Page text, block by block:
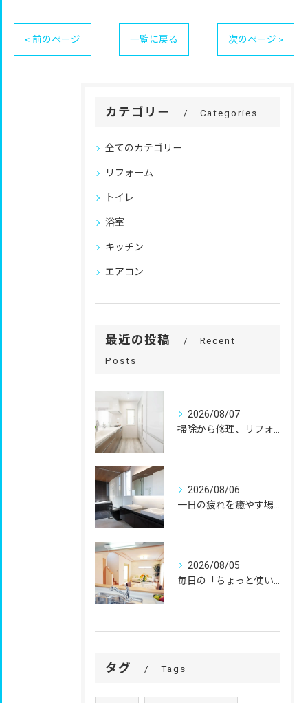
< 前のページ 一覧に戻る 次のページ >
カテゴリー Categories
全てのカテゴリー
リフォーム
トイレ
浴室
キッチン
エアコン
最近の投稿
Recent
Posts
2026/08/07
掃除から修理、リフォームまで。
2026/08/06
一日の疲れを癒やす場所だからこそ、
2026/08/05
毎日の「ちょっと使いにくい」を、
タグ Tags